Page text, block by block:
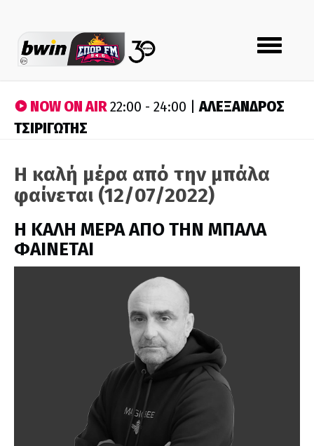
Toggle
navigation
NOW ON AIR22:00 - 24:00 |ΑΛΕΞΑΝΔΡΟΣ
ΤΣΙΡΙΓΩΤΗΣ
Η καλή μέρα από την μπάλα
φαίνεται (12/07/2022)
H ΚΑΛΗ ΜΕΡΑ ΑΠΟ ΤΗΝ ΜΠΑΛΑ
ΦΑΙΝΕΤΑΙ